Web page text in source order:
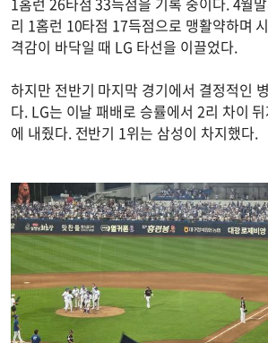
리 1홈런 10타점 17득점으로 맹활약하며
격감이 바닥일 때 LG 타선을 이끌었다.
하지만 전반기 마지막 경기에서 결정적인
다. LG는 이날 패배로 승률에서 2리 차이
에 내줬다. 전반기 1위는 삼성이 차지했다.